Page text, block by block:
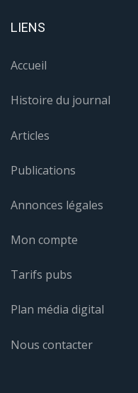
LIENS
Accueil
Histoire du journal
Articles
Publications
Annonces légales
Mon compte
Tarifs pubs
Plan média digital
Nous contacter